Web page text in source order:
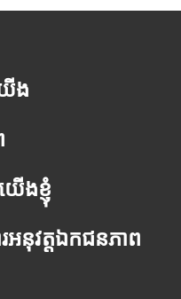
ង
ើងខ្ញុំ
នុវត្តឯកជនភាព